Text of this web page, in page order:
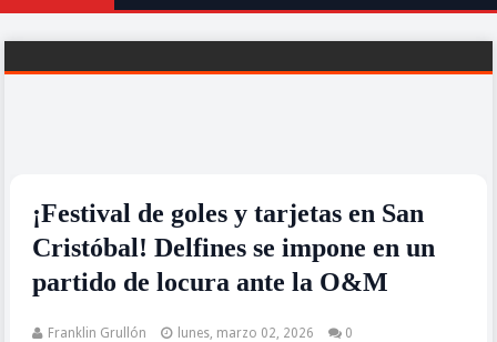
¡Festival de goles y tarjetas en San
Cristóbal! Delfines se impone en un
partido de locura ante la O&M
Franklin Grullón lunes, marzo 02, 2026 0